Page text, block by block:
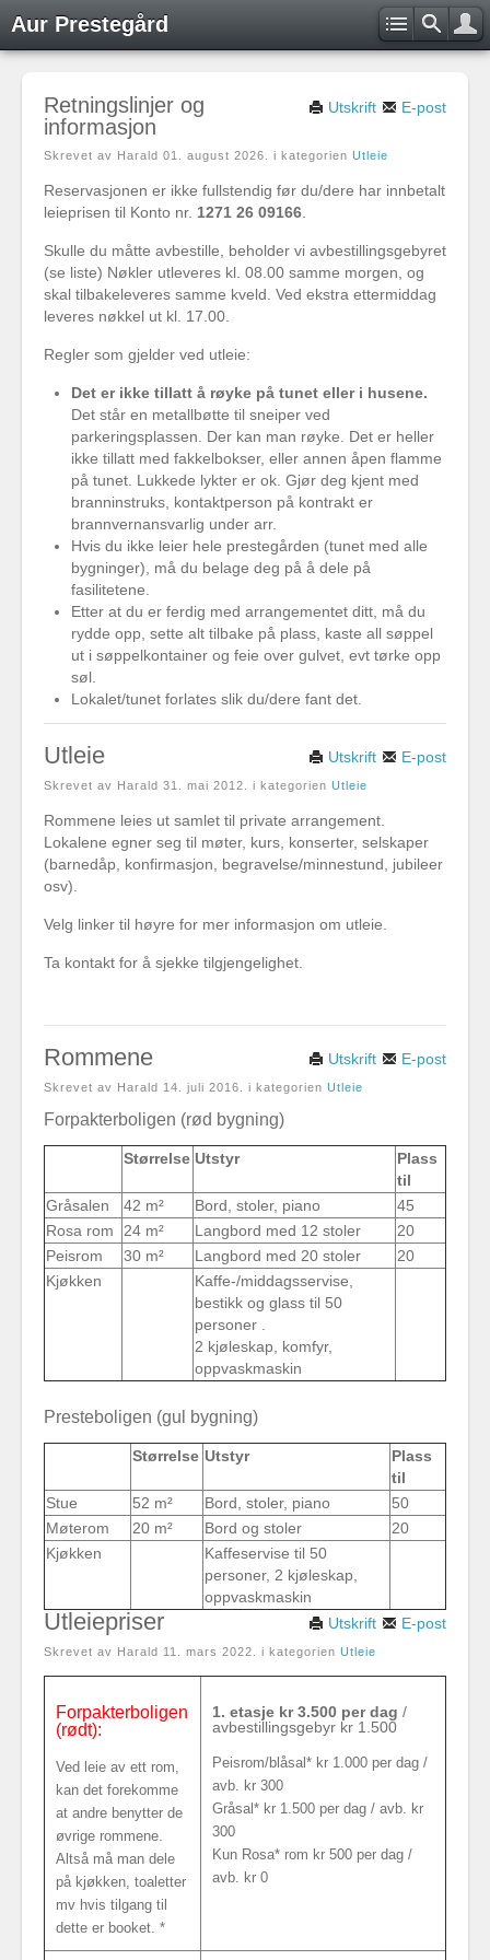
Aur Prestegård
E-post
Utskrift
Retningslinjer og
informasjon
Skrevet av Harald 01. august 2026 . i kategorien Utleie
Reservasjonen er ikke fullstendig før du/dere har innbetalt
leieprisen til Konto nr. 1271 26 09166
Skulle du måtte avbestille, beholder vi avbestillingsgebyret
(se liste) Nøkler utleveres kl. 08.00 samme morgen, og
skal tilbakeleveres samme kveld. Ved ekstra ettermiddag
leveres nøkkel ut kl. 17.00.
Regler som gjelder ved utleie:
Det er ikke tillatt å røyke på tunet eller i husene.
Det står en metallbøtte til sneiper ved
parkeringsplassen. Der kan man røyke. Det er heller
ikke tillatt med fakkelbokser, eller annen åpen flamme
på tunet. Lukkede lykter er ok. Gjør deg kjent med
branninstruks, kontaktperson på kontrakt er
brannvernansvarlig under arr.
Hvis du ikke leier hele prestegården (tunet med alle
bygninger), må du belage deg på å dele på
fasilitetene.
Etter at du er ferdig med arrangementet ditt, må du
rydde opp, sette alt tilbake på plass, kaste all søppel
ut i søppelkontainer og feie over gulvet, evt tørke opp
søl.
Lokalet/tunet forlates slik du/dere fant det.
E-post
Utskrift
Utleie
Skrevet av Harald 31. mai 2012 . i kategorien Utleie
Rommene leies ut samlet til private arrangement.
Lokalene egner seg til møter, kurs, konserter, selskaper
(barnedåp, konfirmasjon, begravelse/minnestund, jubileer
osv).
Velg linker til høyre for mer informasjon om utleie.
Ta kontakt for å sjekke tilgjengelighet.
E-post
Utskrift
Rommene
Skrevet av Harald 14. juli 2016 . i kategorien Utleie
Forpakterboligen (rød bygning)
Størrelse Utstyr
Plass
til
Gråsalen
42 m² Bord, stoler, piano
45
Rosa rom
24 m² Langbord med 12 stoler
20
Peisrom
30 m² Langbord med 20 stoler
20
Kjøkken
Kaffe-/middagsservise,
bestikk og glass til 50
personer .
2 kjøleskap, komfyr,
oppvaskmaskin
Presteboligen (gul bygning)
Størrelse Utstyr
Plass
til
Stue
52 m² Bord, stoler, piano
50
Møterom
20 m² Bord og stoler
20
Kjøkken
Kaffeservise til 50
personer, 2 kjøleskap,
oppvaskmaskin
E-post
Utskrift
Utleiepriser
Skrevet av Harald 11. mars 2022 . i kategorien Utleie
Forpakterboligen
(rødt):
Ved leie av ett rom,
kan det forekomme
at andre benytter de
øvrige rommene.
Altså må man dele
på kjøkken, toaletter
mv hvis tilgang til
dette er booket. *
1. etasje kr 3.500 per dag /
avbestillingsgebyr kr 1.500
Peisrom/blåsal* kr 1.000 per dag /
avb. kr 300
Gråsal* kr 1.500 per dag / avb. kr
300
Kun Rosa* rom kr 500 per dag /
avb. kr 0